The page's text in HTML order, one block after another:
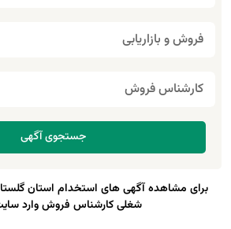
برای مشاهده آگهی های استخدام استان
شغلی کارشناس فروش وارد